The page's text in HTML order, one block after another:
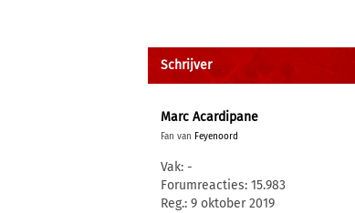
Schrijver
Marc Acardipane
Fan van Feyenoord
Vak: -
Forumreacties: 15.983
Reg.: 9 oktober 2019